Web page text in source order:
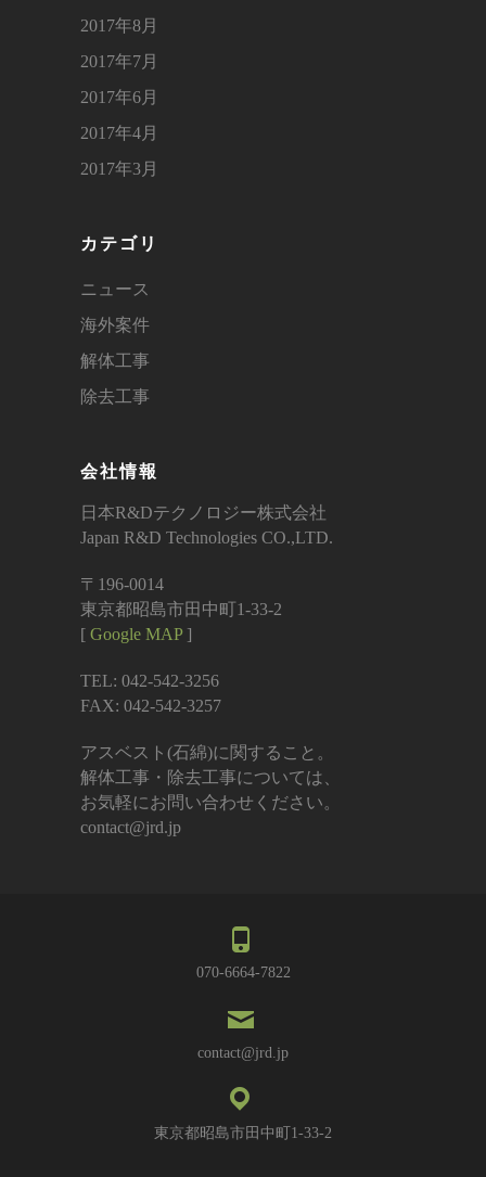
2017年8月
2017年7月
2017年6月
2017年4月
2017年3月
カテゴリ
ニュース
海外案件
解体工事
除去工事
会社情報
日本R&Dテクノロジー株式会社
Japan R&D Technologies CO.,LTD.
〒196-0014
東京都昭島市田中町1-33-2
[ Google MAP]
TEL: 042-542-3256
FAX: 042-542-3257
アスベスト(石綿)に関すること。
解体工事・除去工事については、
お気軽にお問い合わせください。
contact@jrd.jp
070-6664-7822
contact@jrd.jp
東京都昭島市田中町1-33-2